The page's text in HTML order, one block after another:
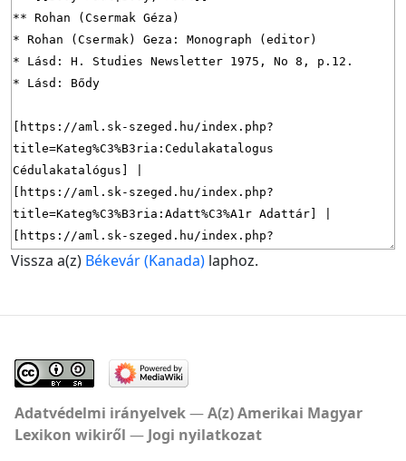
Vissza a(z) Békevár (Kanada) laphoz.
Adatvédelmi irányelvek
A(z) Amerikai Magyar
Lexikon wikiről
Jogi nyilatkozat